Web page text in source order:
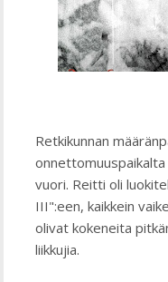
Retkikunnan
vuori. Reitti oli
III":een, kaikkein
olivat kokeneita
liikkujia.